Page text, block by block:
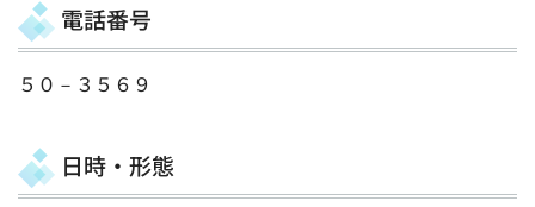
電話番号
５０－３５６９
日時・形態